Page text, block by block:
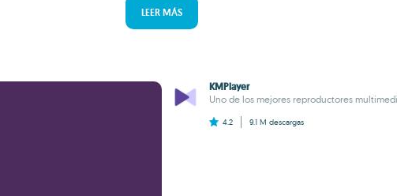
LEER MÁS
KMPlayer
Uno de los mejores reproductores
4.2 9.1 M descargas